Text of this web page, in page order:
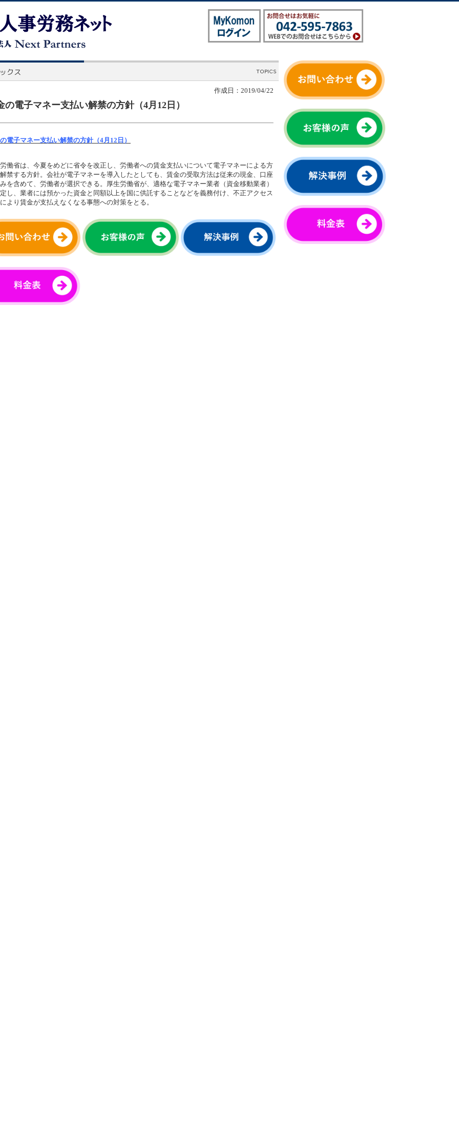
作成日：2019/04/22
の電子マネー支払い解禁の方針（4月12日）
電子マネー支払い解禁の方針（4月12日）
働省は、今夏をめどに省令を改正し、労働者への賃金支払いについて電子マネーによる方
禁する方針。会社が電子マネーを導入したとしても、賃金の受取方法は従来の現金、口座
を含めて、労働者が選択できる。厚生労働省が、適格な電子マネー業者（資金移動業者）
し、業者には預かった資金と同額以上を国に供託することなどを義務付け、不正アクセス
より賃金が支払えなくなる事態への対策をとる。